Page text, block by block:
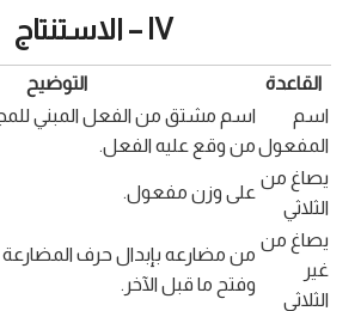
IV – الاستنتاج
القاعدة
التوضيح
اسم
المفعول
اسم مشتق من الفعل المبني
من وقع عليه الفعل.
يصاغ من
الثلاثي
على وزن مفعول.
يصاغ من
غير
الثلاثي
من مضارعه بإبدال حرف
وفتح ما قبل الآخر.